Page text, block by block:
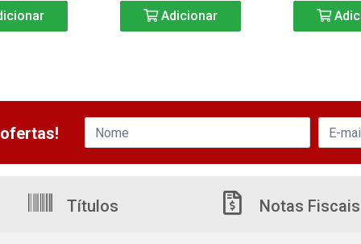
Adicionar
Títulos Notas Fiscais